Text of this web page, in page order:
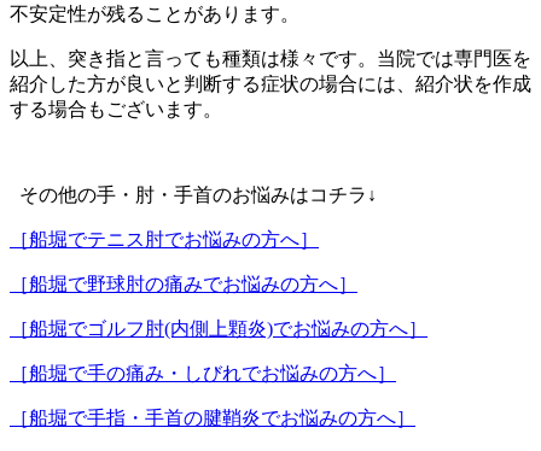
不安定性が残ることがあります。
以上、突き指と言っても種類は様々です。当院では専門医を
紹介した方が良いと判断する症状の場合には、紹介状を作成
する場合もございます。
その他の手・肘・手首のお悩みはコチラ↓
［船堀でテニス肘でお悩みの方へ］
［船堀で野球肘の痛みでお悩みの方へ］
［船堀でゴルフ肘(内側上顆炎)でお悩みの方へ］
［船堀で手の痛み・しびれでお悩みの方へ］
［船堀で手指・手首の腱鞘炎でお悩みの方へ］